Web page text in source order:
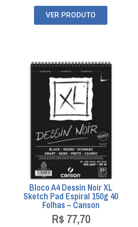
VER PRODUTO
Bloco A4 Dessin Noir XL
Sketch Pad Espiral 150g 40
Folhas – Canson
R$ 77,70